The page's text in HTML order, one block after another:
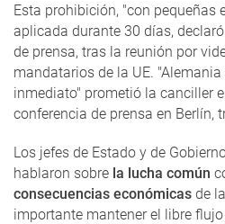
Esta prohibición, "con pequeñas
aplicada durante 30 días, declaró
de prensa, tras la reunión por
mandatarios de la UE.
inmediato" prometió la canciller
conferencia de prensa en Berlín,
Los jefes de Estado y de
hablaron sobre la lucha común
consecuencias económicas de
importante mantener el libre